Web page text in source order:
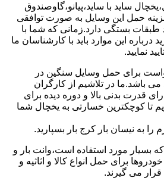
ساید با ساید،پیانو،گاوصندوق
حمل این وسایل به صورت توافقی
طبقات بستگی دارد.زمانی که شما با
درباره این موارد باید با کارشناسان ما
نمایید.
برای حمل وسایل سنگین در
باشد.ما در تلاشیم از کارگران
قدرت بدنی بالا و دوره دیده برای
تا کوچکترین خسارتی به یخچال شما
را به نیسان بار کرج بار بسپارید.
بسیار مورد استفاده است،وانت بار و
برای حمل انواع کالا و اثاثیه و
می گیرند.